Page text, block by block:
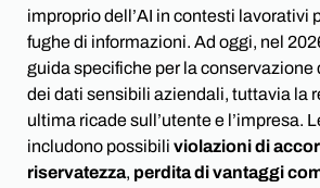
improprio dell’AI in contesti lavorativi
fughe di informazioni. Ad oggi, nel
guida specifiche per la conservazione
dei dati sensibili aziendali, tuttavia la
ultima ricade sull’utente e l’impresa.
includono possibili violazioni di
riservatezza, perdita di vantaggi